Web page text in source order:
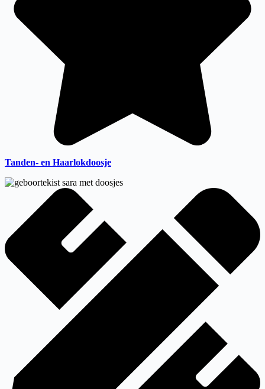
Tanden- en Haarlokdoosje